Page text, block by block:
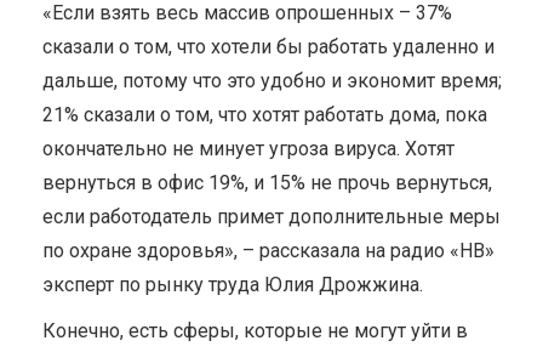
«Если взять весь массив опрошенных – 37%
сказали о том, что хотели бы работать удаленно и
дальше, потому что это удобно и экономит время;
21% сказали о том, что хотят работать дома, пока
окончательно не минует угроза вируса. Хотят
вернуться в офис 19%, и 15% не прочь вернуться,
если работодатель примет дополнительные меры
по охране здоровья», – рассказала на радио «НВ»
эксперт по рынку труда Юлия Дрожжина.
Конечно, есть сферы, которые не могут уйти в